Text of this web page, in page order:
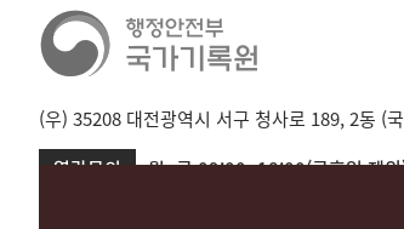
(우) 35208 대전광역시 서구 청사로 189, 2동 (
열람문의
월~금 09:00~18:00(공휴일 제